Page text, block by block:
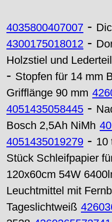
4035800407007 -
4300175018012 -
Holzstiel und
- Stopfen für 14 mm
Grifflänge 90 mm
4051435058445 -
Bosch 2,5Ah NiMh
4051435019279 - 10
Stück Schleifpapier
120x60cm 54W
Leuchtmittel mit
Tageslichtweiß